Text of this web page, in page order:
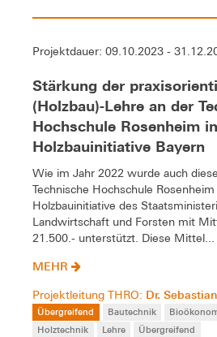
Projektdauer: 09.10.2023 -
Stärkung der
(Holzbau)-Lehre an der
Hochschule Rosenheim
Holzbauinitiative Bayern
Wie im Jahr 2022 wurde auch
Technische Hochschule
Holzbauinitiative des
Landwirtschaft und Forsten mit
21.500.- unterstützt. Diese Mittel...
MEHR
Projektleitung THRO: Dr.
Übergreifend Bautechnik
Holztechnik
Lehre Übergreifend